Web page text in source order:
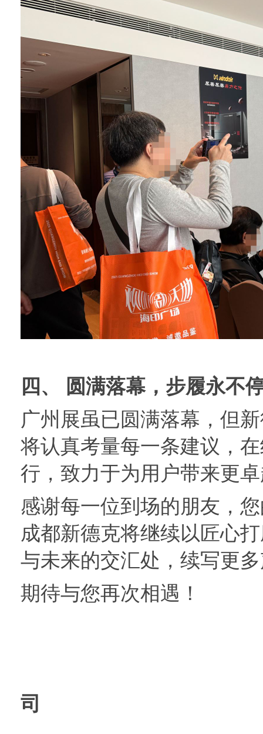
四、 圆满落幕，步履永不
广州展虽已圆满落幕，但
将认真考量每一条建议，
行，致力于为用户带来更
感谢每一位到场的朋友，
成都新德克将继续以匠心
与未来的交汇处，续写更
期待与您再次相遇！
司